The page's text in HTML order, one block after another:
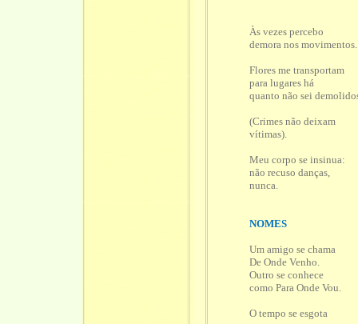
Às vezes percebo
demora nos movimentos.
Flores me transportam
para lugares há
quanto não sei
(Crimes não deixam
vítimas).
Meu corpo se insinua:
não recuso danças,
nunca.
NOMES
Um amigo se chama
De Onde Venho.
Outro se conhece
como Para Onde Vou.
O tempo se esgota